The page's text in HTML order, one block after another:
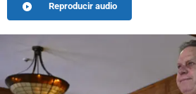
Reproducir audio